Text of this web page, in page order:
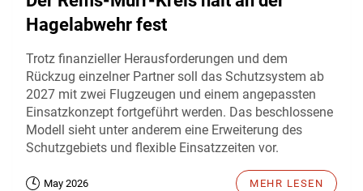
Hagelabwehr fest
Trotz finanzieller Herausforderungen und dem
Rückzug einzelner Partner soll das Schutzsystem ab
2027 mit zwei Flugzeugen und einem angepassten
Einsatzkonzept fortgeführt werden. Das beschlossene
Modell sieht unter anderem eine Erweiterung des
Schutzgebiets und flexible Einsatzzeiten vor.
May 2026 MEHR LESEN